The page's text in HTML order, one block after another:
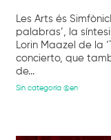
Les Arts és
palabras’, la
Lorin Maazel de la
concierto, que
de...
Sin categoría @en